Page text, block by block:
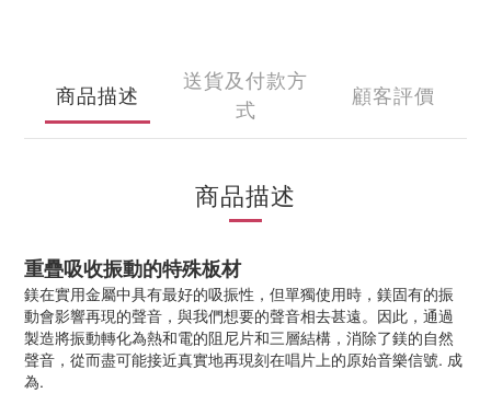
商品描述
送貨及付款方
式
顧客評價
商品描述
重疊吸收振動的特殊板材
鎂在實用金屬中具有最好的吸振性，但單獨使用時，鎂固有的振
動會影響再現的聲音，與我們想要的聲音相去甚遠。因此，通過
製造將振動轉化為熱和電的阻尼片和三層結構，消除了鎂的自然
聲音，從而盡可能接近真實地再現刻在唱片上的原始音樂信號. 成
為.